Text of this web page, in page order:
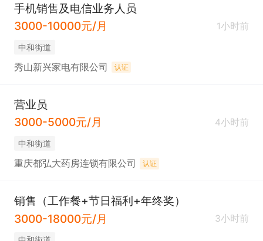
手机销售及电信业务人员
3000-10000元/月
1小时前
中和街道
秀山新兴家电有限公司 认证
营业员
3000-5000元/月
4小时前
中和街道
重庆都弘大药房连锁有限公司 认证
销售（工作餐+节日福利+年终奖）
3000-18000元/月
3小时前